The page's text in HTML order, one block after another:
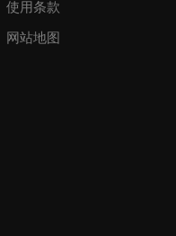
使用条款
网站地图